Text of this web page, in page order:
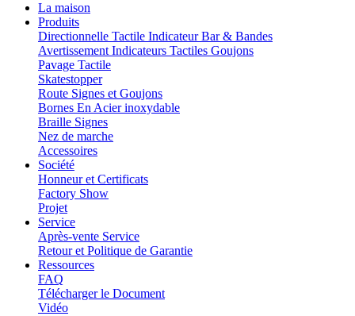
La maison
Produits
Directionnelle Tactile Indicateur Bar & Bandes
Avertissement Indicateurs Tactiles Goujons
Pavage Tactile
Skatestopper
Route Signes et Goujons
Bornes En Acier inoxydable
Braille Signes
Nez de marche
Accessoires
Société
Honneur et Certificats
Factory Show
Projet
Service
Après-vente Service
Retour et Politique de Garantie
Ressources
FAQ
Télécharger le Document
Vidéo